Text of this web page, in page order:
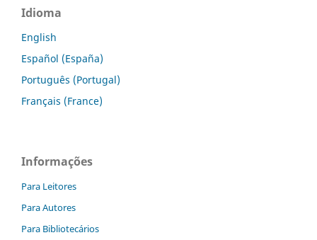
Idioma
English
Español (España)
Português (Portugal)
Français (France)
Informações
Para Leitores
Para Autores
Para Bibliotecários